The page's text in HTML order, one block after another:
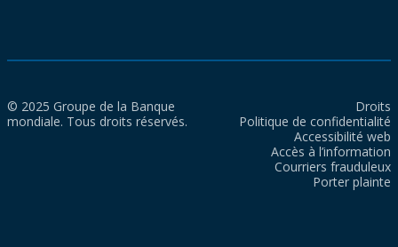
© 2025 Groupe de la Banque
mondiale. Tous droits réservés.
Droits
Politique de confidentialité
Accessibilité web
Accès à l’information
Courriers frauduleux
Porter plainte